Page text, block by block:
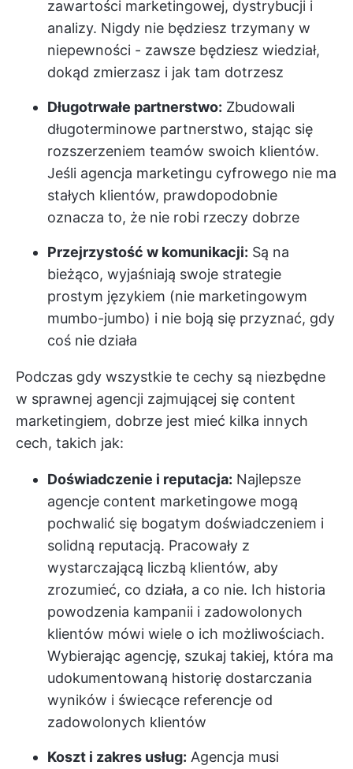
zawartości marketingowej, dystrybucji i
analizy. Nigdy nie będziesz trzymany w
niepewności - zawsze będziesz wiedział,
dokąd zmierzasz i jak tam dotrzesz
Długotrwałe partnerstwo: Zbudowali
długoterminowe partnerstwo, stając się
rozszerzeniem teamów swoich klientów.
Jeśli agencja marketingu cyfrowego nie ma
stałych klientów, prawdopodobnie
oznacza to, że nie robi rzeczy dobrze
Przejrzystość w komunikacji: Są na
bieżąco, wyjaśniają swoje strategie
prostym językiem (nie marketingowym
mumbo-jumbo) i nie boją się przyznać, gdy
coś nie działa
Podczas gdy wszystkie te cechy są niezbędne
w sprawnej agencji zajmującej się content
marketingiem, dobrze jest mieć kilka innych
cech, takich jak:
Doświadczenie i reputacja: Najlepsze
agencje content marketingowe mogą
pochwalić się bogatym doświadczeniem i
solidną reputacją. Pracowały z
wystarczającą liczbą klientów, aby
zrozumieć, co działa, a co nie. Ich historia
powodzenia kampanii i zadowolonych
klientów mówi wiele o ich możliwościach.
Wybierając agencję, szukaj takiej, która ma
udokumentowaną historię dostarczania
wyników i świecące referencje od
zadowolonych klientów
Koszt i zakres usług: Agencja musi